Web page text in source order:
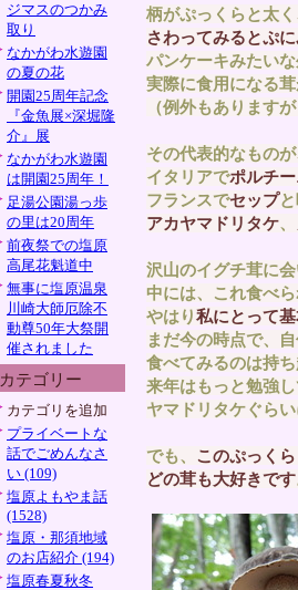
ジマスのつかみ
取り
なかがわ水遊園
の夏の花
開園25周年記念
『金魚展×深堀隆
介』展
なかがわ水遊園
は開園25周年！
足湯公園湯っ歩
の里は20周年
前夜祭での塩原
高尾花魁道中
無事に塩原温泉
川崎大師厄除不
動尊50年大祭開
催されました
カテゴリー
カテゴリを追加
プライベートな
話でごめんなさ
い (109)
塩原よもやま話
(1528)
塩原・那須地域
のお店紹介 (194)
塩原春夏秋冬
柄がぷっくらと太
さわってみるとぷ
パンケーキみたい
実際に食用になる
（例外もあります
その代表的なもの
イタリアでポルチ
フランスでセップ
アカヤマドリタケ、
沢山のイグチ茸に
中には、これ食べ
やはり私にとって
まだ今の時点で、
食べてみるのは持
来年はもっと勉強
ヤマドリタケぐら
でも、 このぷっく
どの茸も大好きです